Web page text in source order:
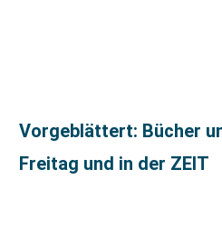
Vorgeblättert: Bücher
Freitag und in der ZEIT